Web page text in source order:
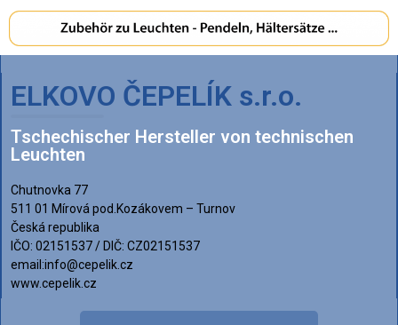
ELKOVO ČEPELÍK s.r.o.
Tschechischer Hersteller von technischen
Leuchten
Chutnovka 77
511 01 Mírová pod.Kozákovem – Turnov
Česká republika
IČO: 02151537 / DIČ: CZ02151537
email:info@cepelik.cz
www.cepelik.cz